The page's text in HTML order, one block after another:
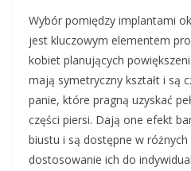
Wybór pomiędzy implantami
jest kluczowym elementem
kobiet planujących
mają symetryczny kształt i są
panie, które pragną uzyskać
części piersi. Dają one efekt
biustu i są dostępne w
dostosowanie ich do